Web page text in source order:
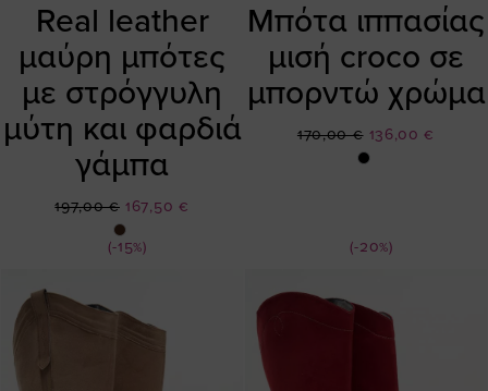
Real leather
μαύρη μπότες
με στρόγγυλη
μύτη και φαρδιά
γάμπα
(-15%)
Ειδική
Τιμή
167,50 €
197,00 €
Μπότα ιππασίας
μισή croco σε
μπορντώ χρώμα
(-20%)
Ειδική
Τιμή
136,00 €
170,00 €